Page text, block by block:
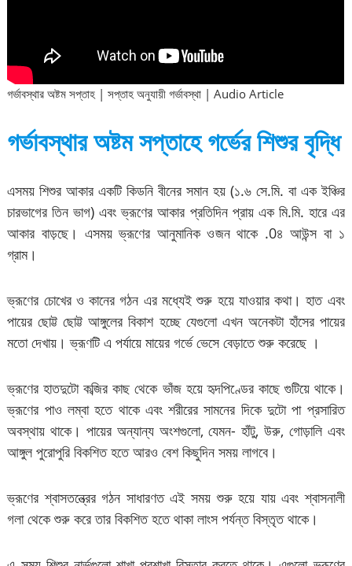
গর্ভাবস্থার অষ্টম সপ্তাহ | সপ্তাহ অনুযায়ী গর্ভাবস্থা | Audio Article
গর্ভাবস্থার অষ্টম সপ্তাহে গর্ভের শিশুর বৃদ্ধি
এসময় শিশুর আকার একটি কিডনি বীনের সমান হয় (১.৬ সে.মি. বা এক ইঞ্চির
চারভাগের তিন ভাগ) এবং ভ্রূণের আকার প্রতিদিন প্রায় এক মি.মি. হারে এর
আকার বাড়ছে। এসময় ভ্রূণের আনুমানিক ওজন থাকে .0৪ আউন্স বা ১
গ্রাম।
ভ্রূণের চোখের ও কানের গঠন এর মধ্যেই শুরু হয়ে যাওয়ার কথা। হাত এবং
পায়ের ছোট্ট ছোট্ট আঙ্গুলের বিকাশ হচ্ছে যেগুলো এখন অনেকটা হাঁসের পায়ের
মতো দেখায়। ভ্রূণটি এ পর্যায়ে মায়ের গর্ভে ভেসে বেড়াতে শুরু করেছে ।
ভ্রূণের হাতদুটো কব্জির কাছ থেকে ভাঁজ হয়ে হৃদপিণ্ডের কাছে গুটিয়ে থাকে।
ভ্রূণের পাও লম্বা হতে থাকে এবং শরীরের সামনের দিকে দুটো পা প্রসারিত
অবস্থায় থাকে। পায়ের অন্যান্য অংশগুলো, যেমন- হাঁটু, উরু, গোড়ালি এবং
আঙ্গুল পুরোপুরি বিকশিত হতে আরও বেশ কিছুদিন সময় লাগবে।
ভ্রূণের শ্বাসতন্ত্রের গঠন সাধারণত এই সময় শুরু হয়ে যায় এবং শ্বাসনালী
গলা থেকে শুরু করে তার বিকশিত হতে থাকা লাংস পর্যন্ত বিস্তৃত থাকে।